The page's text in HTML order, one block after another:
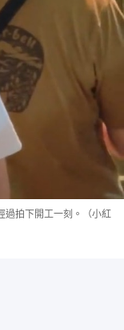
過拍下開工一刻。（小紅